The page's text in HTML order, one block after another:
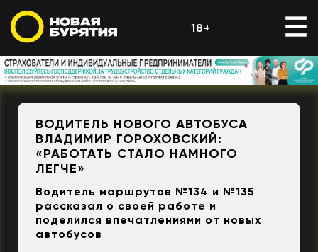
18+
ВОДИТЕЛЬ НОВОГО АВТОБУСА
ВЛАДИМИР ГОРОХОВСКИЙ:
«РАБОТАТЬ СТАЛО НАМНОГО
ЛЕГЧЕ»
Водитель маршрутов №134 и №135
рассказал о своей работе и
поделился впечатлениями от новых
автобусов